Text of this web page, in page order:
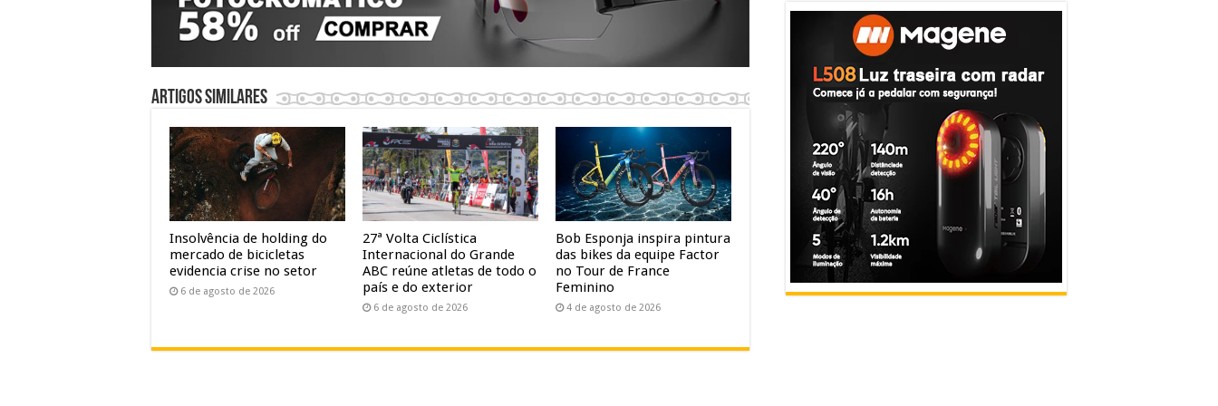
Artigos similares
Insolvência de holding do
mercado de bicicletas
evidencia crise no setor
6 de agosto de 2026
27ª Volta Ciclística
Internacional do Grande
ABC reúne atletas de todo o
país e do exterior
6 de agosto de 2026
Bob Esponja inspira pintura
das bikes da equipe Factor
no Tour de France
Feminino
4 de agosto de 2026